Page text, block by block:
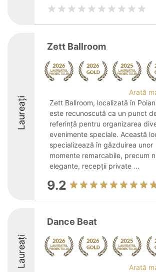
Laureați
Zett Ballroom
Arată
Zett Ballroom, localizată în
este recunoscută ca un punct
referință pentru organizarea
evenimente speciale. Această
specializează în găzduirea unor
momente remarcabile, precum
elegante, recepții private ...
9.2
Laureați
Dance Beat
Arată